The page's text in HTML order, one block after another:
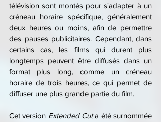
télévision sont montés pour s'adapter à un
créneau horaire spécifique, généralement
deux heures ou moins, afin de permettre
des pauses publicitaires. Cependant, dans
certains cas, les films qui durent plus
longtemps peuvent être diffusés dans un
format plus long, comme un créneau
horaire de trois heures, ce qui permet de
diffuser une plus grande partie du film.
Cet version Extended Cut a été surnommée